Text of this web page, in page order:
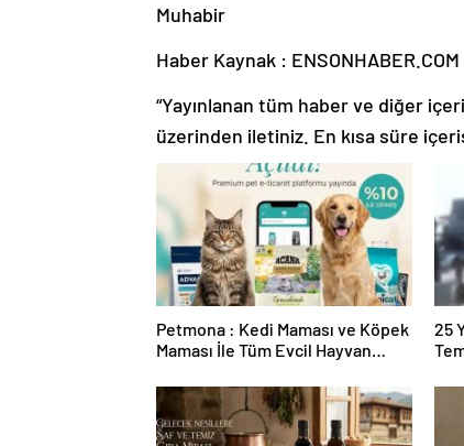
Muhabir
Haber Kaynak : ENSONHABER.COM
“Yayınlanan tüm haber ve diğer
üzerinden iletiniz. En kısa süre
Petmona : Kedi Maması ve Köpek
Maması İle Tüm Evcil Hayvan
25